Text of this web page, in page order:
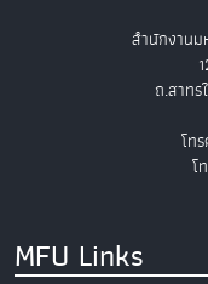
สำนักงานม
ถ.สาทร
โท
โ
MFU Links